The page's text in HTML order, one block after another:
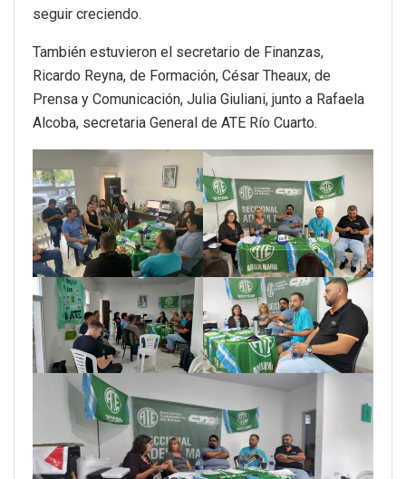
seguir creciendo.
También estuvieron el secretario de Finanzas,
Ricardo Reyna, de Formación, César Theaux, de
Prensa y Comunicación, Julia Giuliani, junto a Rafaela
Alcoba, secretaria General de ATE Río Cuarto.